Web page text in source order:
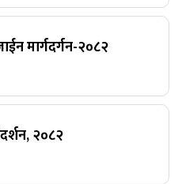
मार्गदर्गन-२०८२
२०८२